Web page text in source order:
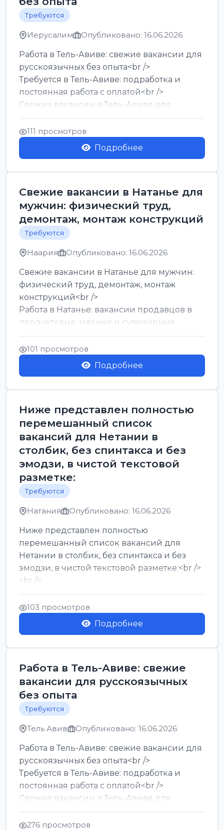
Требуются
Иерусалим Опубликовано: 16.06.2026
Работа в Тель-Авиве: свежие вакансии для
русскоязычных без опыта<br />
Требуется в Тель-Авиве: подработка и
постоянная работа с оплатой<br />
Свежие вакансии в Тель-Авиве для
мужчин и женщин от хозя...
111 просмотров
Подробнее
Свежие вакансии в Натанье для
мужчин: физический труд,
демонтаж, монтаж конструкций
Требуются
Наария Опубликовано: 16.06.2026
Свежие вакансии в Натанье для мужчин:
физический труд, демонтаж, монтаж
конструкций<br />
Работа в Натанье: вакансии продавцов в
продуктовые, мясные и сувенирные
лавки<br />
Разнорабочий на сборку м...
101 просмотров
Подробнее
Ниже представлен полностью
перемешанный список
вакансий для Нетании в
столбик, без спинтакса и без
эмодзи, в чистой текстовой
разметке:
Требуются
Натания Опубликовано: 16.06.2026
Ниже представлен полностью
перемешанный список вакансий для
Нетании в столбик, без спинтакса и без
эмодзи, в чистой текстовой разметке:<br />
<br />
Работа в Нетании на мебельном
производстве: требу...
103 просмотров
Подробнее
Работа в Тель-Авиве: свежие
вакансии для русскоязычных
без опыта
Требуются
Тель Авив Опубликовано: 16.06.2026
Работа в Тель-Авиве: свежие вакансии для
русскоязычных без опыта<br />
Требуется в Тель-Авиве: подработка и
постоянная работа с оплатой<br />
Свежие вакансии в Тель-Авиве для
мужчин и женщин от хозя...
276 просмотров